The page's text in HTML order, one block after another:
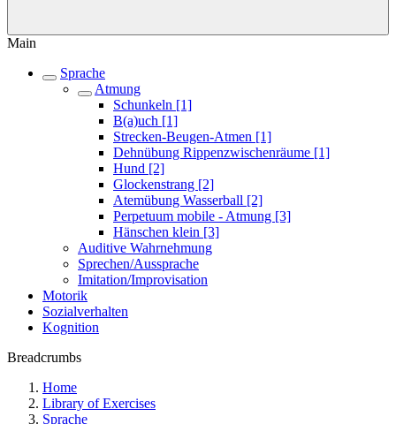
Main
Sprache
Atmung
Schunkeln [1]
B(a)uch [1]
Strecken-Beugen-Atmen [1]
Dehnübung Rippenzwischenräume [1]
Hund [2]
Glockenstrang [2]
Atemübung Wasserball [2]
Perpetuum mobile - Atmung [3]
Hänschen klein [3]
Auditive Wahrnehmung
Sprechen/Aussprache
Imitation/Improvisation
Motorik
Sozialverhalten
Kognition
Breadcrumbs
Home
Library of Exercises
Sprache